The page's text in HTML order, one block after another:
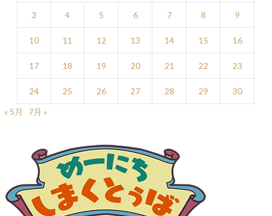
3 4 5 6 7 8 9
10 11 12 13 14 15 16
17 18 19 20 21 22 23
24 25 26 27 28 29
30
« 5月
7月 »